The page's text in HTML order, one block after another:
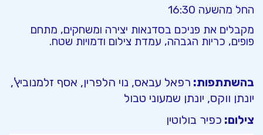
החל מהשעה 16:30
מקבלים את פניכם בסדנאות יצירה ומשחקים, מתחם
פופים, כריות הגבהה, עמדת צילום ודמויות שטח.
בהשתתפות: רפאל עבאס, נוי הלפרין, אסף זלמנוביץ',
יונתן ווקס, יונתן שמעוני טבול
צילום: כפיר בולוטין